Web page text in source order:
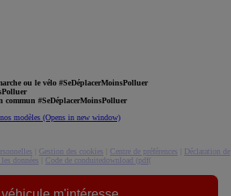
ou le vélo #SeDéplacerMoinsPolluer
commun #SeDéplacerMoinsPolluer
modèles (Opens in new window)
Gestion des cookies Centre de préférences
Déclaration de
données Code de conduitedownload (pdf(